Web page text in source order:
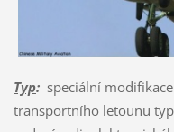
Typ:speciální
transportního letounu